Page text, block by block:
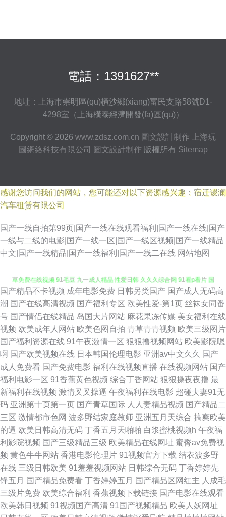
電話：1391627**
地址：上海市崇明區(qū)橫沙鄉(xiāng)富民支路58號D1-
4298室（上海橫泰經濟開發(fā)區(qū)）
Copyright © 2026 www.zdsz.com.cn 圖文設計制作
上海玩
圖網絡科技有限公司
圖文設計制作 版權所有 Sitemap
感谢您访问我们的网站，您可能还对以下资源感兴趣：宿迁谡澜
汽车租赁有限公司
国产一线自拍第99页|国产一线在线观看福利|国产一线在线|国产
一线与二线的电影|国产一线一区|国产一线区视频|国产一线精品
中文|国产一线精品|国产一线福利|国产一线二在线 网站地图
91干比视频 熟妇中文字幕的视频 91网站入口视频 海角热门 毛片一二三 青青
草免费在线视频 91毛豆 九一成人精品 性爱日韩 久久久综合网 91看p看片 国
产精伦媳子一二三区 免费国产综合永久 五月密臂Av 九色群肏视频Sa0货视
频 91精品在线观看 国产91蝌蚪视频网址 久久色资源网 日韩精品一二在线观
看 91AV动漫福利导航 人人人人人人看逼 91熟妇在线播放 国产一区二区精品
毛片 男女精品一区 色欲综合网91 91污视频工厂 欧美亚洲福利视频网站 91
短视频网站 99精品国内 精品产品网站 欧美日韩中文综合 香蕉視頻 91艹在线
观看 俺来也最新网址 海角伦理 老司机老湿影院 亚洲啪啪啪网站 成人无码高
清一区不卡 女人蜜桃免费网站 一区二区中文字幕少妇 欧美青娱乐视频 91老
国产精品不卡视频 成年电影免费 日韩另类国产 国产成人无码高
潮 国产在线高清视频 国产福利专区 欧美性爱-第1页 丝袜女同番
号 国产情侣在线精品 岛国大片网站 麻花果冻传媒 美女福利在线
视频 欧美成年人网站 欧美色图自拍 青草青青视频 欧美三级图片
国产福利资源在线 91午夜激情一区 狠狠撸视频网站 欧美影院嗯
啊 国产欧美视频在线 日本韩国伦理电影 亚洲av中文久久 国产
成人免费看 国产免费电影 福利在线视频直播 在线视频网站 国产
福利电影一区 91香蕉黄色视频 综合丁香网站 狠狠操夜夜撸 最
新福利在线视频 激情叉叉操逼 午夜福利在线电影 超碰夫妻91无
码 亚洲第十页第一页 国产青草国际 人人妻精品视频 国产精品二
三区 激情都市色网 波多野结家庭教师 亚洲五月天综合 搞爽欧美
的逼 欧美日韩高清无码 丁香五月天啪啪 白浆蜜桃视频h 午夜福
利影院视频 国产三级精品三级 欧美精品在线网址 蜜臀av免费视
频 黄色牛牛网站 香港电影伦理片 91视频官方下载 结衣波多野
在线 三级日韩欧美 91羞羞视频网站 日韩综合无码 丁香婷婷先
锋五月 国产精品免费看 丁香婷婷五月 国产精品区网红主 人成毛
三级片免费 欧美综合福利 香蕉视频下载链接 国产电影在线观看
欧美韩日视频 91视频国产高清 91国产视频精品 欧美人妖网址